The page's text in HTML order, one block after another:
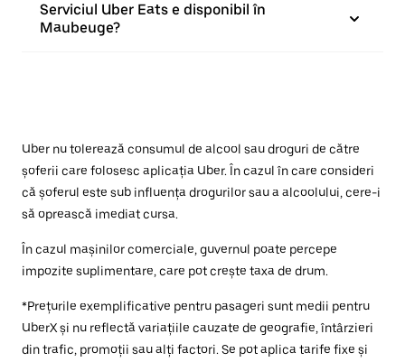
Serviciul Uber Eats e disponibil în
Maubeuge?
Uber nu tolerează consumul de alcool sau droguri de către
șoferii care folosesc aplicația Uber. În cazul în care consideri
că șoferul este sub influența drogurilor sau a alcoolului, cere-i
să oprească imediat cursa.
În cazul mașinilor comerciale, guvernul poate percepe
impozite suplimentare, care pot crește taxa de drum.
*Prețurile exemplificative pentru pasageri sunt medii pentru
UberX și nu reflectă variațiile cauzate de geografie, întârzieri
din trafic, promoții sau alți factori. Se pot aplica tarife fixe și